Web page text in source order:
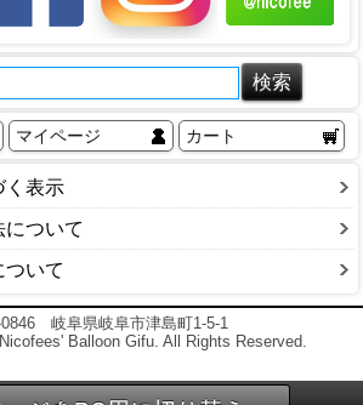
マイページ カート
く表示
ついて
いて
岐阜県岐阜市津島町1-5-1
Balloon Gifu. All Rights Reserved.